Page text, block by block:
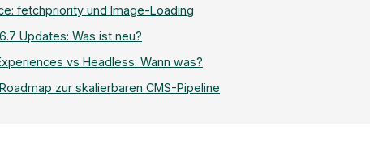
fetchpriority und Image-Loading
Updates: Was ist neu?
vs Headless: Wann was?
zur skalierbaren CMS-Pipeline